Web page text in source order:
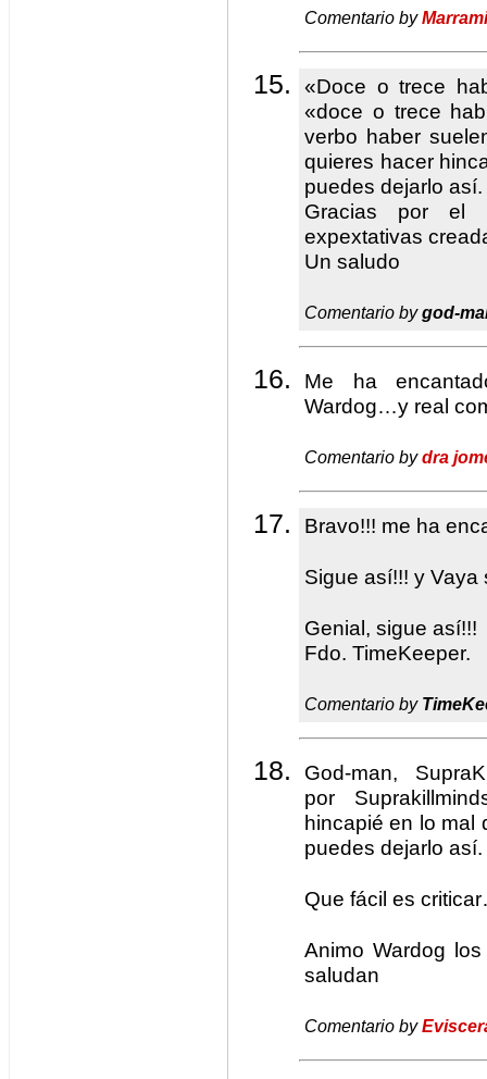
Comentario by
«Doce o trece
«doce o trece
verbo haber
quieres hacer
puedes dejarlo así.
Gracias por el
expextativas
Un saludo
Comentario bygod-
Me ha
Wardog…y real
Comentario bydra
Bravo!!! me ha
Sigue así!!! y Vaya
Genial, sigue así!!!
Fdo. TimeKeeper.
Comentario by
God-man,
por
hincapié en lo mal
puedes dejarlo así.
Que fácil es
Animo Wardog
saludan
Comentario by